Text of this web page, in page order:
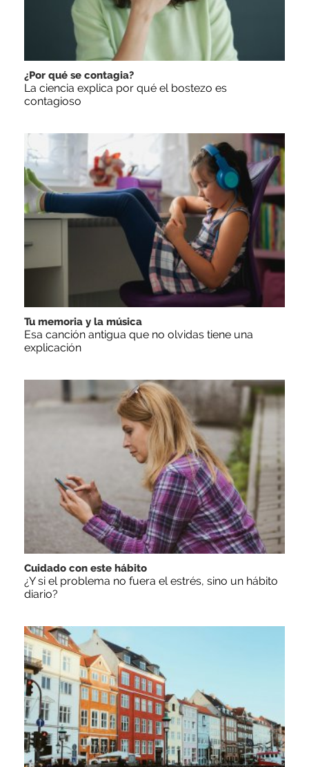
¿Por qué se contagia?
La ciencia explica por qué el bostezo es
contagioso
Tu memoria y la música
Esa canción antigua que no olvidas tiene una
explicación
Cuidado con este hábito
¿Y si el problema no fuera el estrés, sino un hábito
diario?